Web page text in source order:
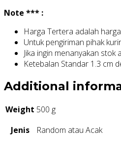
Note *** :
Harga Tertera adalah
Untuk pengiriman pihak
Jika ingin menanyakan
Ketebalan Standar 1.3 cm
Additional
Weight 500 g
Jenis
Random atau Acak